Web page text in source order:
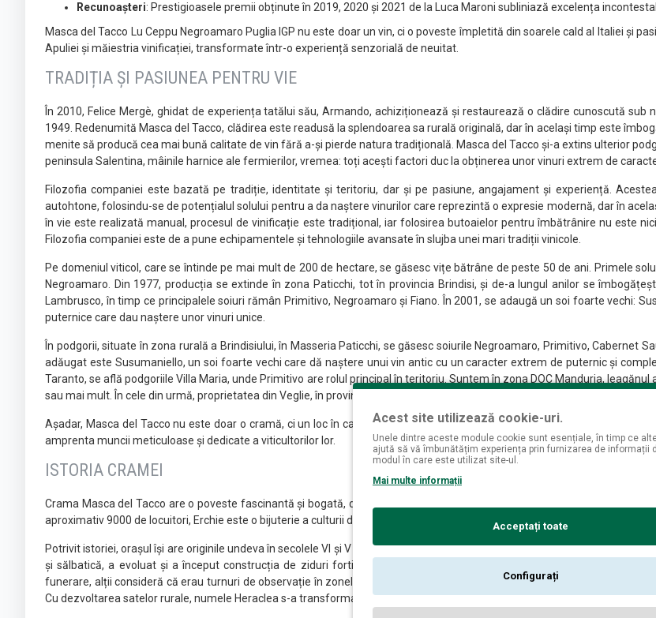
Recunoașteri: Prestigioasele premii obținute în 2019, 2020 și 2021 de la Luca Maroni subliniază excelența
Masca del Tacco Lu Ceppu Negroamaro Puglia IGP nu este doar un vin, ci o poveste împletită din soarele cald al Italiei și
Apuliei și măiestria vinificației, transformate într-o experiență senzorială de neuitat.
TRADIȚIA ȘI PASIUNEA PENTRU VIE
În 2010, Felice Mergè, ghidat de experiența tatălui său, Armando, achiziționează și restaurează o clădire cunoscută
1949. Redenumită Masca del Tacco, clădirea este readusă la splendoarea sa rurală originală, dar în același timp este
menite să producă cea mai bună calitate de vin fără a-și pierde natura tradițională. Masca del Tacco și-a extins ulterior
peninsula Salentina, mâinile harnice ale fermierilor, vremea: toți acești factori duc la obținerea unor vinuri extrem de
Filozofia companiei este bazată pe tradiție, identitate și teritoriu, dar și pe pasiune, angajament și experiență.
autohtone, folosindu-se de potențialul solului pentru a da naștere vinurilor care reprezintă o expresie modernă, dar în
în vie este realizată manual, procesul de vinificație este tradițional, iar folosirea butoaielor pentru îmbătrânire nu este
Filozofia companiei este de a pune echipamentele și tehnologiile avansate în slujba unei mari tradiții vinicole.
Pe domeniul viticol, care se întinde pe mai mult de 200 de hectare, se găsesc vițe bătrâne de peste 50 de ani. Primele
Negroamaro. Din 1977, producția se extinde în zona Paticchi, tot în provincia Brindisi, și de-a lungul anilor se
Lambrusco, în timp ce principalele soiuri rămân Primitivo, Negroamaro și Fiano. În 2001, se adaugă un soi foarte vechi:
puternice care dau naștere unor vinuri unice.
În podgorii, situate în zona rurală a Brindisiului, în Masseria Paticchi, se găsesc soiurile Negroamaro, Primitivo, Cabernet
adăugat este Susumaniello, un soi foarte vechi care dă naștere unui vin antic cu un caracter extrem de puternic și
Taranto, se află podgoriile Villa Maria, unde Primitivo are rolul principal în teritoriu. Suntem în zona DOC Manduria,
sau mai mult. În cele din urmă, proprietatea din Veglie, în provincia Lecce, este regatul Negroamaro.
Așadar, Masca del Tacco nu este doar o cramă, ci un loc în care se împletesc tradiția, identitatea și pasiunea pentru a
amprenta muncii meticuloase și dedicate a viticultorilor lor.
ISTORIA CRAMEI
Crama Masca del Tacco are o poveste fascinantă și bogată, desfășurată în inima micului oraș Erchie din Italia, situat în
aproximativ 9000 de locuitori, Erchie este o bijuterie a culturii din Salento, înconjurată de orașele Brindisi, Taranto și Lecce.
Potrivit istoriei, orașul își are originile undeva în secolele VI și V î.Hr., când mesapienii au denumit "Herculea" locul pe care
și sălbatică, a evoluat și a început construcția de ziduri fortificate și de "specchie", structuri situate într-un anumit
funerare, alții consideră că erau turnuri de observație în zonele plate. Odată cu ascensiunea Romei și cu proximitatea
Cu dezvoltarea satelor rurale, numele Heraclea s-a transformat în Hercle, iar abia spre sfârșitul secolului al XVII-lea,
Acest site utilizează cookie-uri.
Unele dintre aceste module cookie sunt esențiale, în timp ce
ajută să vă îmbunătățim experiența prin furnizarea de informații
modul în care este utilizat site-ul.
Mai multe informații
Acceptați toate
Configurați